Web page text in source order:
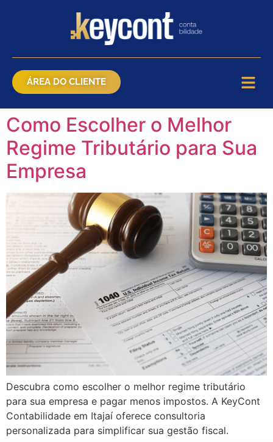
ÁREA DO CLIENTE
Como Escolher o Melhor
Regime Tributário para Sua
Empresa
Descubra como escolher o melhor regime tributário
para sua empresa e pagar menos impostos. A KeyCont
Contabilidade em Itajaí oferece consultoria
personalizada para simplificar sua gestão fiscal.